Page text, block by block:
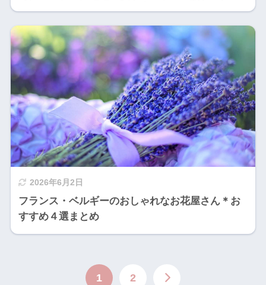
2026年6月2日
フランス・ベルギーのおしゃれなお花屋さん＊お
すすめ４選まとめ
1 2